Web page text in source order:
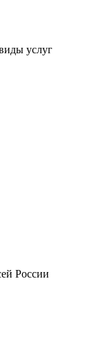
услуг
России